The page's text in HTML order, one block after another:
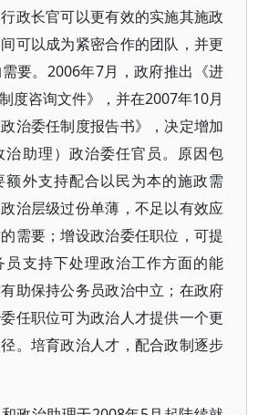
政长官可以更有效的实施其施政
可以成为紧密合作的团队，并更
要。2006年7月，政府推出《进
度咨询文件》，并在2007年10月
治委任制度报告书》，决定增加
治助理）政治委任官员。原因包
外支持配合以民为本的施政需
治层级过份单薄，不足以有效应
需要；增设政治委任职位，可提
员支持下处理政治工作方面的能
助保持公务员政治中立；在政府
任职位可为政治人才提供一个更
。培育政治人才，配合政制逐步